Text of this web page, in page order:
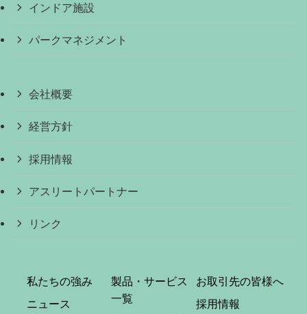
インドア施設
パークマネジメント
会社概要
経営方針
採用情報
アスリートパートナー
リンク
私たちの強み
ニュース
製品・サービス
一覧
お取引先の皆様へ
採用情報